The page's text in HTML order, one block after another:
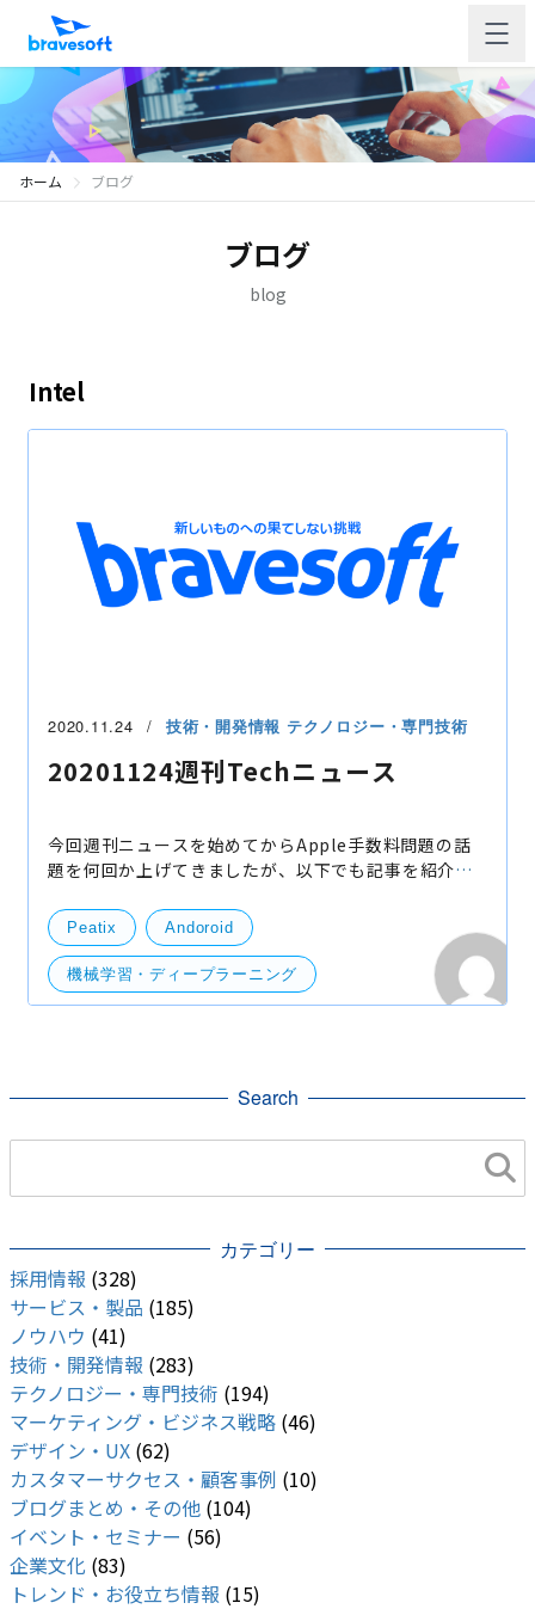
ホーム ブログ
ブログ
blog
Intel
2020.11.24 技術・開発情報 テクノロジー・専門技術
20201124週刊Techニュース
今回週刊ニュースを始めてからApple手数料問題の話
題を何回か上げてきましたが、以下でも記事を紹介し
げることを発表しました。 これだけ問題になっていた
対策か
Peatix Andoroid
機械学習・ディープラーニング
Search
カテゴリー
採用情報 (328)
サービス・製品 (185)
ノウハウ (41)
技術・開発情報 (283)
テクノロジー・専門技術 (194)
マーケティング・ビジネス戦略 (46)
デザイン・UX (62)
カスタマーサクセス・顧客事例 (10)
ブログまとめ・その他 (104)
イベント・セミナー (56)
企業文化 (83)
トレンド・お役立ち情報 (15)